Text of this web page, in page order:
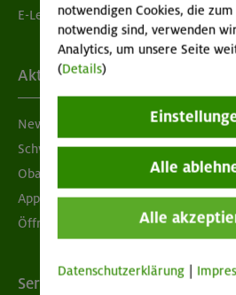
E-Learning
Aktuelles
Newsletter
Schwarzes Brett
Obacht geben!
App "Mein DAV+"
Öffnungszeiten
Services
notwendigen Cookies, die
notwendig sind, verwenden
Analytics, um unsere Seite
(Details)
Alle
Alle
Datenschutzerklärung